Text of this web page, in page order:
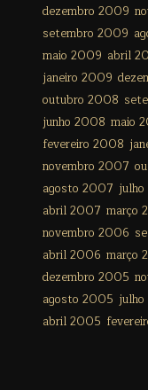
dezembro 2009
setembro 2009
maio 2009 abril
janeiro 2009
outubro 2008
junho 2008 maio
fevereiro 2008
novembro 2007
agosto 2007
abril 2007 março
novembro 2006
abril 2006 março
dezembro 2005
agosto 2005
abril 2005